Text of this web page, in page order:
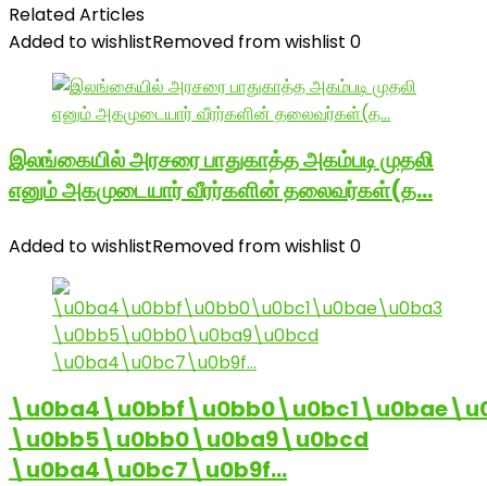
Related Articles
Added to wishlistRemoved from wishlist 0
இலங்கையில் அரசரை பாதுகாத்த அகம்படி முதலி
எனும் அகமுடையார் வீரர்களின் தலைவர்கள்(த…
Added to wishlistRemoved from wishlist 0
\u0bb5\u0bb0\u0ba9\u0bcd
\u0ba4\u0bc7\u0b9f…